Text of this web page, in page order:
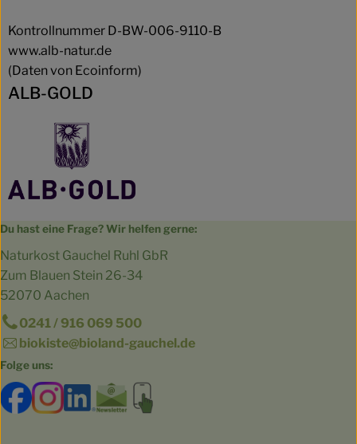
Kontrollnummer D-BW-006-9110-B
www.alb-natur.de
(Daten von Ecoinform)
ALB-GOLD
Du hast eine Frage? Wir helfen gerne:
Naturkost Gauchel Ruhl GbR
Zum Blauen Stein 26-34
52070 Aachen
0241 / 916 069 500
biokiste@bioland-gauchel.de
Folge uns:
Externer Link zu https://www.facebook.com/
Externer Link zu https://www.instagram.com/
Externer Link zu https://
Externer Link zu https://